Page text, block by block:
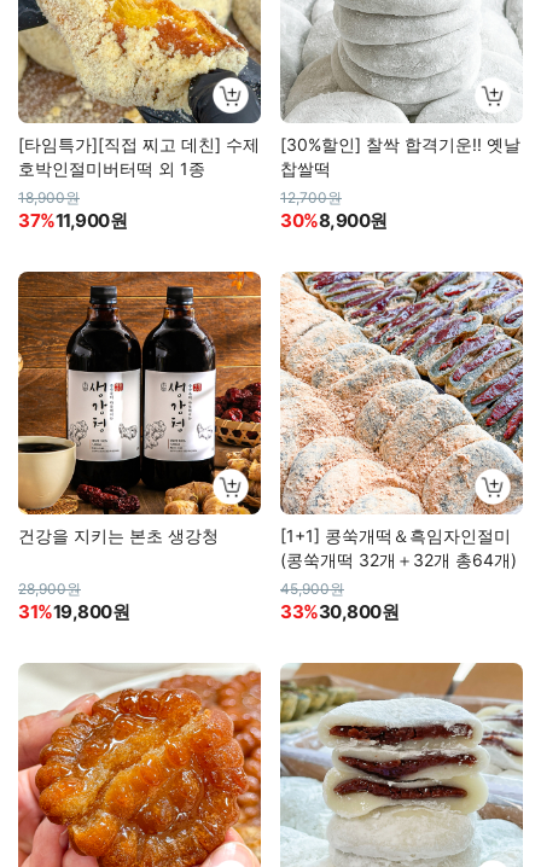
[타임특가][직접 찌고 데친] 수제
호박인절미버터떡 외 1종
18,900원
37%11,900원
[30%할인] 찰싹 합격기운!! 옛날
찹쌀떡
12,700원
30%8,900원
건강을 지키는 본초 생강청
28,900원
31%19,800원
[1+1] 콩쑥개떡＆흑임자인절미
(콩쑥개떡 32개＋32개 총64개)
45,900원
33%30,800원